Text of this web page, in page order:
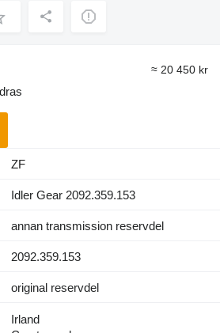
≈ 20 450 kr
ZF
Idler Gear 2092.359.153
annan transmission reservdel
2092.359.153
original reservdel
Irland